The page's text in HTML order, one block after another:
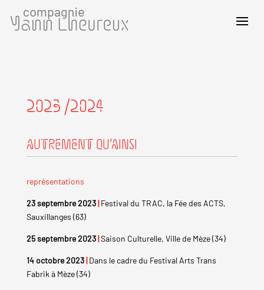
2023 /2024
AUTREMENT QU’AINSI
représentations
23 septembre 2023|Festival du TRAC, la Fée des ACTS,
Sauxillanges (63)
25 septembre 2023|Saison Culturelle, Ville de Mèze (34)
14 octobre 2023|Dans le cadre du Festival Arts Trans
Fabrik à Mèze (34)